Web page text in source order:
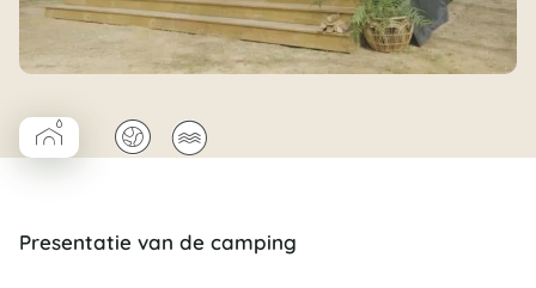
▰Coco Cabane salle d’eau
🌍 🌊
Presentatie van de camping